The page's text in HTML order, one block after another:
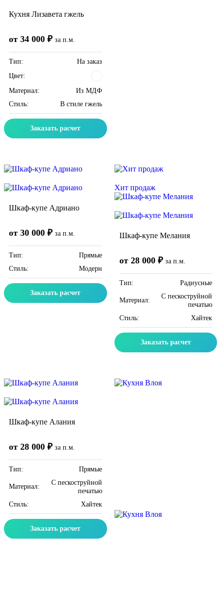
Кухня Лизавета гжель
от 34 000 ₽ за п.м.
Тип:
На заказ
Цвет:
Материал:
Из МДФ
Стиль:
В стиле гжель
Заказать расчет
Шкаф-купе Адриано
от 30 000 ₽ за п.м.
Тип:
Прямые
Стиль:
Модерн
Заказать расчет
Хит продаж
Шкаф-купе Мелания
от 28 000 ₽ за п.м.
Тип: Радиусные
Материал:
C пескоструйной
печатью
Стиль:
Хайтек
Заказать расчет
Шкаф-купе Алания
от 28 000 ₽ за п.м.
Тип: Прямые
Материал:
C пескоструйной
печатью
Стиль:
Хайтек
Заказать расчет